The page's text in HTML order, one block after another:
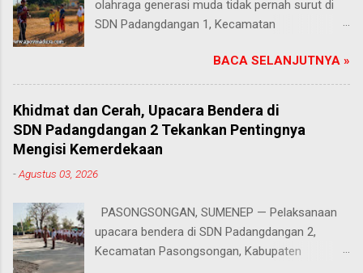
olahraga generasi muda tidak pernah surut di
SDN Padangdangan 1, Kecamatan
(5/8/2026) Meski beberapa cabang olahraga
tidak masuk dalam daftar kompetisi perayaan
Hari Ulang Tahun (HUT) Kemerdekaan Republik
Indonesia tahun ini, proses latihan bagi para
siswa tetap berjalan penuh antusias. Risqon
Olahraga, dan Kesehatan (PJOK) di sekolah
melatih anak-anak didiknya. Salah satu cabang
yang absen pada perayaan tahun ini adalah
lomba lari, padahal nomor atletik tersebut
BACA SELANJUTNYA »
Khidmat dan Cerah, Upacara Bendera di
SDN Padangdangan 2 Tekankan Pentingnya
Mengisi Kemerdekaan
-Agustus 03, 2026
PASONGSONGAN, SUMENEP — Pelaksanaan
upacara bendera di SDN Padangdangan 2,
Kecamatan Pasongsongan, Kabupaten